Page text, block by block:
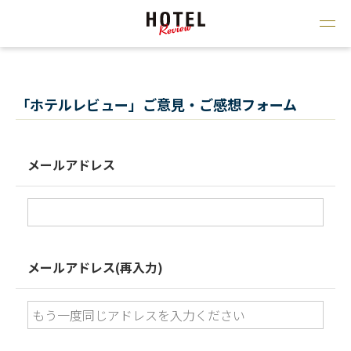
「ホテルレビュー」ご意見・ご感想フォーム
メールアドレス
メールアドレス(再入力)